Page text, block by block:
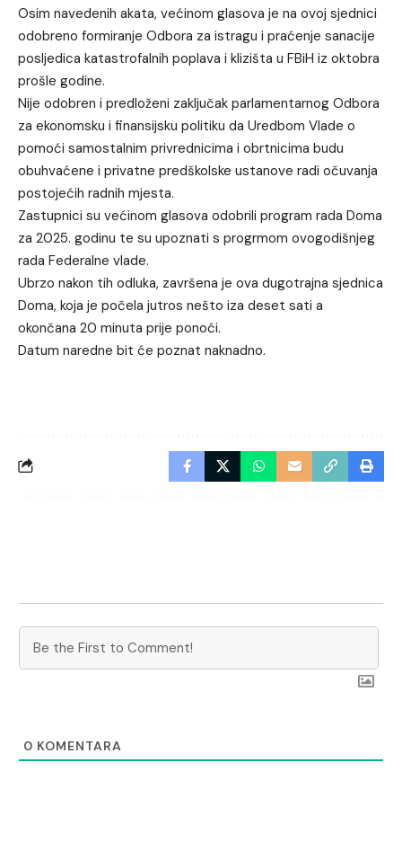
Osim navedenih akata, većinom glasova je na ovoj sjednici
odobreno formiranje Odbora za istragu i praćenje sanacije
posljedica katastrofalnih poplava i klizišta u FBiH iz oktobra
prošle godine.
Nije odobren i predloženi zaključak parlamentarnog Odbora
za ekonomsku i finansijsku politiku da Uredbom Vlade o
pomoći samostalnim privrednicima i obrtnicima budu
obuhvaćene i privatne predškolske ustanove radi očuvanja
postojećih radnih mjesta.
Zastupnici su većinom glasova odobrili program rada Doma
za 2025. godinu te su upoznati s progrmom ovogodišnjeg
rada Federalne vlade.
Ubrzo nakon tih odluka, završena je ova dugotrajna sjednica
Doma, koja je počela jutros nešto iza deset sati a
okončana 20 minuta prije ponoći.
Datum naredne bit će poznat naknadno.
0 KOMENTARA